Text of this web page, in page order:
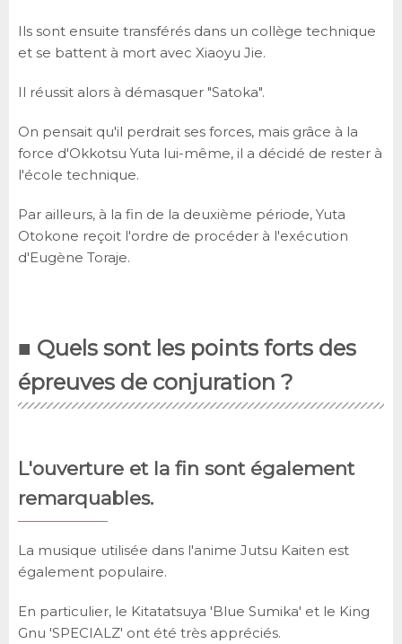
Ils sont ensuite transférés dans un collège technique
et se battent à mort avec Xiaoyu Jie.
Il réussit alors à démasquer "Satoka".
On pensait qu'il perdrait ses forces, mais grâce à la
force d'Okkotsu Yuta lui-même, il a décidé de rester à
l'école technique.
Par ailleurs, à la fin de la deuxième période, Yuta
Otokone reçoit l'ordre de procéder à l'exécution
d'Eugène Toraje.
■ Quels sont les points forts des
épreuves de conjuration ?
L'ouverture et la fin sont également
remarquables.
La musique utilisée dans l'anime Jutsu Kaiten est
également populaire.
En particulier, le Kitatatsuya 'Blue Sumika' et le King
Gnu 'SPECIALZ' ont été très appréciés.